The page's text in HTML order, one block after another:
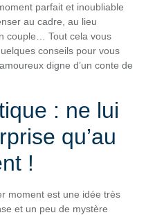
parfait et inoubliable
au cadre, au lieu
couple… Tout cela vous
conseils pour vous
digne d’un conte de
: ne lui
qu’au
!
moment est une idée très
et un peu de mystère